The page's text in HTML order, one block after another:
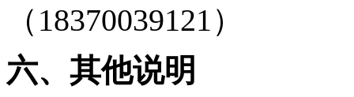
（18370039121）
六、其他说明